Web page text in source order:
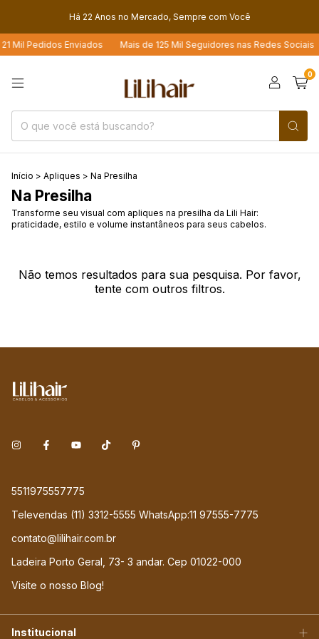
Há 22 Anos no Mercado, Sempre com Você
Mil Pedidos Enviados Mais de 125 Mil Seguidores nas Redes Sociais
0
Início > Apliques > Na Presilha
Na Presilha
Transforme seu visual com apliques na presilha da Lili Hair:
praticidade, estilo e volume instantâneos para seus cabelos.
Não temos resultados para sua pesquisa. Por favor,
tente com outros filtros.
5511975557775
Televendas (11) 3312-5555 WhatsApp:11 97555-7775
contato@lilihair.com.br
Ladeira Porto Geral, 73- 3 andar. Cep 01022-000
Visite o nosso Blog!
Institucional